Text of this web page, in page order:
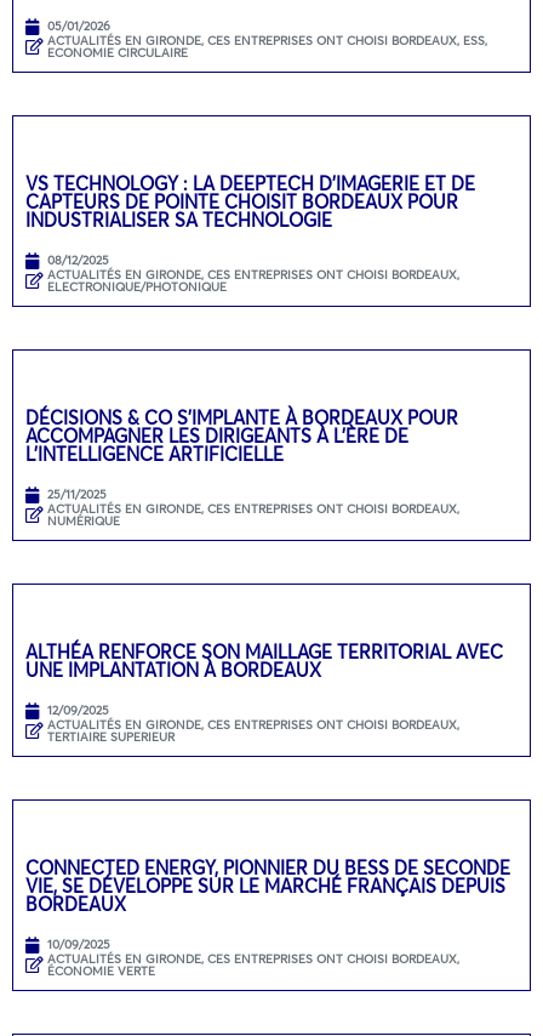
05/01/2026
ACTUALITÉS EN GIRONDE, CES ENTREPRISES ONT CHOISI BORDEAUX, ESS,
ECONOMIE CIRCULAIRE
VS TECHNOLOGY : LA DEEPTECH D’IMAGERIE ET DE
CAPTEURS DE POINTE CHOISIT BORDEAUX POUR
INDUSTRIALISER SA TECHNOLOGIE
08/12/2025
ACTUALITÉS EN GIRONDE, CES ENTREPRISES ONT CHOISI BORDEAUX,
ELECTRONIQUE/PHOTONIQUE
DÉCISIONS & CO S’IMPLANTE À BORDEAUX POUR
ACCOMPAGNER LES DIRIGEANTS À L’ÈRE DE
L’INTELLIGENCE ARTIFICIELLE
25/11/2025
ACTUALITÉS EN GIRONDE, CES ENTREPRISES ONT CHOISI BORDEAUX,
NUMÉRIQUE
ALTHÉA RENFORCE SON MAILLAGE TERRITORIAL AVEC
UNE IMPLANTATION À BORDEAUX
12/09/2025
ACTUALITÉS EN GIRONDE, CES ENTREPRISES ONT CHOISI BORDEAUX,
TERTIAIRE SUPERIEUR
CONNECTED ENERGY, PIONNIER DU BESS DE SECONDE
VIE, SE DÉVELOPPE SUR LE MARCHÉ FRANÇAIS DEPUIS
BORDEAUX
10/09/2025
ACTUALITÉS EN GIRONDE, CES ENTREPRISES ONT CHOISI BORDEAUX,
ÉCONOMIE VERTE